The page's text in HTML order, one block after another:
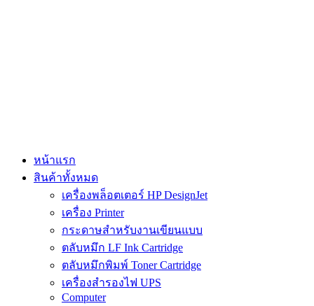
หน้าแรก
สินค้าทั้งหมด
เครื่องพล็อตเตอร์ HP DesignJet
เครื่อง Printer
กระดาษสำหรับงานเขียนแบบ
ตลับหมึก LF Ink Cartridge
ตลับหมึกพิมพ์ Toner Cartridge
เครื่องสำรองไฟ UPS
Computer